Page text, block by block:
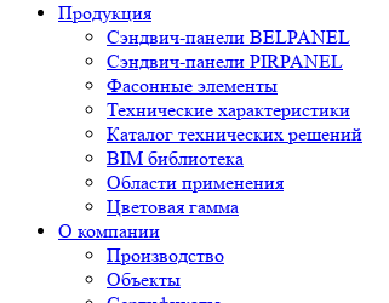
Продукция
Сэндвич-панели BELPANEL
Сэндвич-панели PIRPANEL
Фасонные элементы
Технические характеристики
Каталог технических решений
BIM библиотека
Области применения
Цветовая гамма
О компании
Производство
Объекты